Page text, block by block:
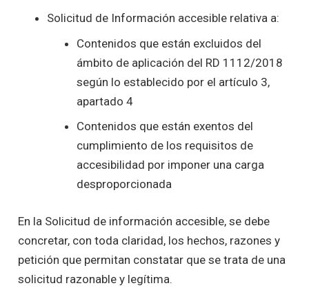
Solicitud de Información accesible relativa a:
Contenidos que están excluidos del
ámbito de aplicación del RD 1112/2018
según lo establecido por el artículo 3,
apartado 4
Contenidos que están exentos del
cumplimiento de los requisitos de
accesibilidad por imponer una carga
desproporcionada
En la Solicitud de información accesible, se debe
concretar, con toda claridad, los hechos, razones y
petición que permitan constatar que se trata de una
solicitud razonable y legítima.